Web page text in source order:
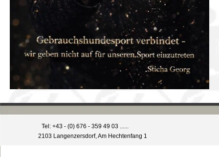
Tel: +43 - (0) 676 - 359 49 03 ......
2103 Langenzersdorf, Am Hechtenfang 1